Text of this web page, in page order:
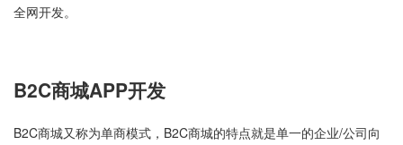
全网开发。
B2C商城APP开发
B2C商城又称为单商模式，B2C商城的特点就是单一的企业/公司向